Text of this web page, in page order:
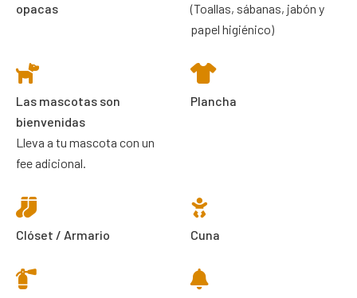
opacas
(Toallas, sábanas, jabón y
papel higiénico)
Las mascotas son
bienvenidas
Lleva a tu mascota con un
fee adicional.
Plancha
Clóset / Armario Cuna